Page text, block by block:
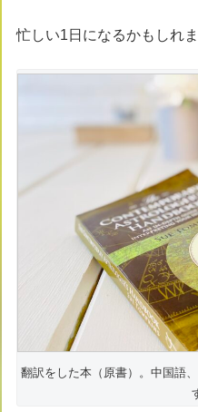
忙しい1日になるかもしれま
翻訳をした本（原書）。中国語